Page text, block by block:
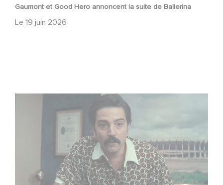
Gaumont et Good Hero annoncent la suite de Ballerina
Le 19 juin 2026
Mexico 86, est à retrouver dès maintenant sur Netflix